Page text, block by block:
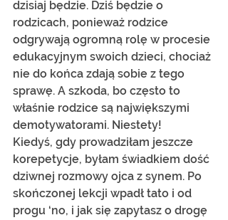
dzisiaj będzie. Dziś będzie o
rodzicach, ponieważ rodzice
odgrywają ogromną rolę w procesie
edukacyjnym swoich dzieci, chociaż
nie do końca zdają sobie z tego
sprawę. A szkoda, bo często to
właśnie rodzice są największymi
demotywatorami. Niestety!
Kiedyś, gdy prowadziłam jeszcze
korepetycje, byłam świadkiem dość
dziwnej rozmowy ojca z synem. Po
skończonej lekcji wpadł tato i od
progu ‘no, i jak się zapytasz o drogę